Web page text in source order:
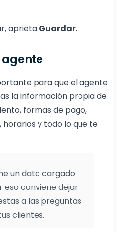
aprieta Guardar.
agente
para que el agente
la información propia de
formas de pago,
y todo lo que te
un dato cargado
eso conviene dejar
a las preguntas
clientes.